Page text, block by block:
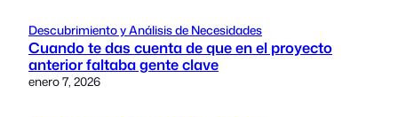
Descubrimiento y Análisis de Necesidades
Cuando te das cuenta de que en el proyecto
anterior faltaba gente clave
enero 7, 2026